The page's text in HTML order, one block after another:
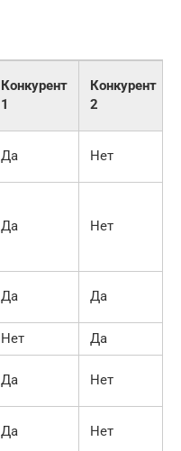
Конкурент
1
Конкурент
2
Да Нет
Да Нет
Да Да
Нет Да
Да Нет
Да Нет